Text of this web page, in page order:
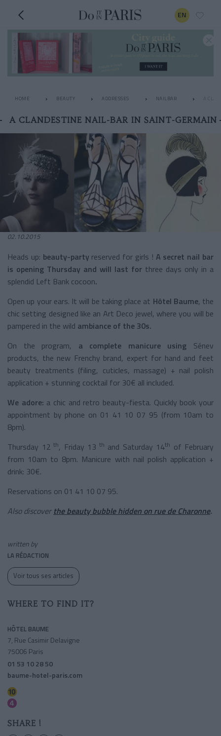
EN
HOME BEAUTY ADDRESSES NAILBAR
A CLANDESTINE NAIL-BAR IN SAINT-GERMAIN
02.10.2015
Heads up: beauty-party reserved for girls ! A secret nail bar
is opening Thursday and will last for three days only in a
splendid Left Bank cocoon.
Open up your ears. It will be taking place at Hôtel Baume, the
chic setting designed like an Art Deco jewel, where you will be
pampered in the wild ambiance of the 30s.
On the program, a complete manicure using Sénev
products, the new Frenchy brand, expert for hand and feet
beauty treatments (filing, cuticles, massage) + nail polish
application + stunning cocktail for 30€ all included.
We adore: a chic and retro beauty-fiesta. Quickly book your
appointment by phone on 01 41 10 07 95 (from 10am to
8pm).
Thursday 12 th, Friday 13 th and Saturday 14th of February
from 10am to 8pm. Manicure with nail polish application +
drink: 30€.
Reservations on 01 41 10 07 95.
Also discover the beautybubble hidden on rue de Charonne.
written by
LA RÉDACTION
Voir tous ses articles
WHERE TO FIND IT?
HÔTEL BAUME
7, Rue Casimir Delavigne
75006 Paris
01 53 10 28 50
baume-hotel-paris.com
SHARE !